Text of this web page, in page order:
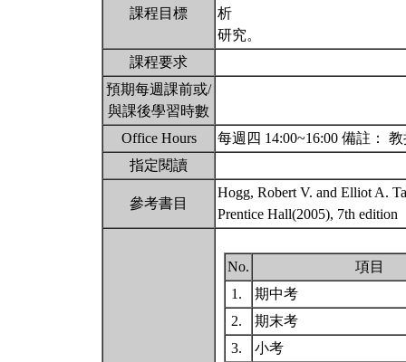
課程目標
析
研究。
課程要求
預期每週課前或/
與課後學習時數
Office Hours
每週四 14:00~16:00 備註：
指定閱讀
參考書目
Hogg, Robert V. and Elliot A.
Prentice Hall(2005), 7th edition
No.
項目
1.
期中考
2.
期末考
3.
小考